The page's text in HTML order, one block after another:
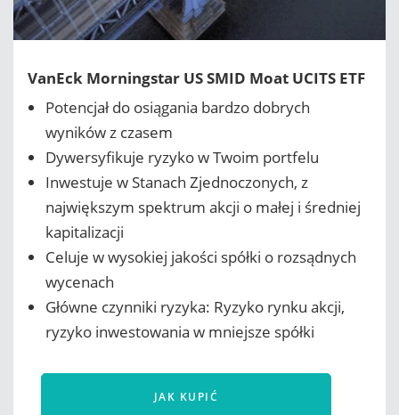
VanEck Morningstar US SMID Moat UCITS ETF
Potencjał do osiągania bardzo dobrych
wyników z czasem
Dywersyfikuje ryzyko w Twoim portfelu
Inwestuje w Stanach Zjednoczonych, z
największym spektrum akcji o małej i średniej
kapitalizacji
Celuje w wysokiej jakości spółki o rozsądnych
wycenach
Główne czynniki ryzyka: Ryzyko rynku akcji,
ryzyko inwestowania w mniejsze spółki
JAK KUPIĆ